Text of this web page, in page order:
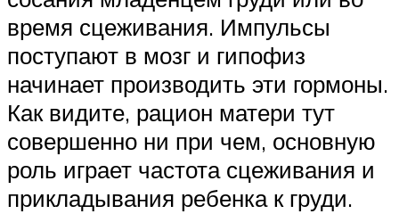
время сцеживания. Импульсы
поступают в мозг и гипофиз
начинает производить эти гормоны.
Как видите, рацион матери тут
совершенно ни при чем, основную
роль играет частота сцеживания и
прикладывания ребенка к груди.